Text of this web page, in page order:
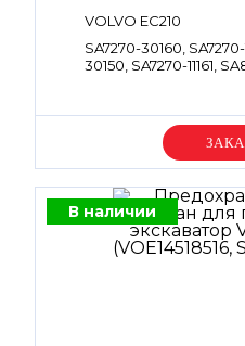
VOLVO EC210
SA7270-30160, SA7270-
30150, SA7270-11161,
В наличии